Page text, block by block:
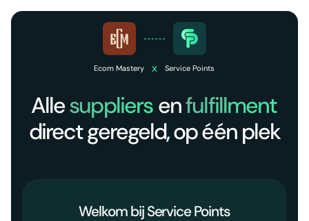
Ecom Mastery x Service Points
Allesuppliers enfulfillment
direct geregeld, op één plek
Welkom bij Service Points